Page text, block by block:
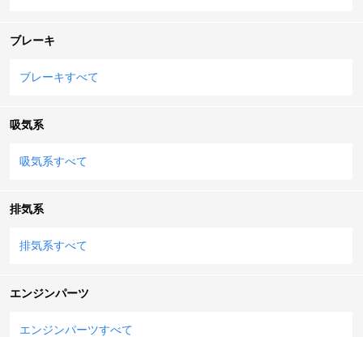
ブレーキ
ブレーキすべて
吸気系
吸気系すべて
排気系
排気系すべて
エンジンパーツ
エンジンパーツすべて